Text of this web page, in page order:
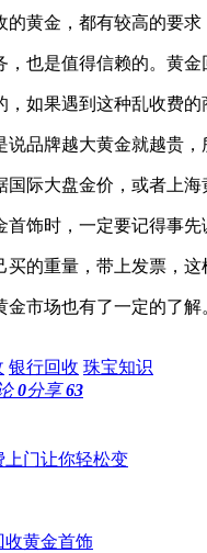
黄金，都有较高的要求
也是值得信赖的。黄
如果遇到这种乱收费的
品牌越大黄金就越贵
际大盘金价，或者上
饰时，一定要记得事
的重量，带上发票，
市场也有了一定的了
银行回收 珠宝知识
0分享63
上门让你轻松变
收黄金首饰